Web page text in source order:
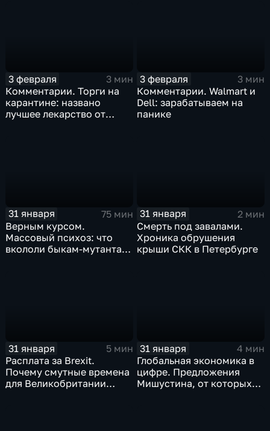
3 февраля
3 мин
Комментарии. Торги на
карантине: названо
лучшее лекарство от
3 февраля
3 мин
Комментарии. Walmart и
Dell: зарабатываем на
панике
31 января
75 мин
Верным курсом.
Массовый психоз: что
вкололи быкам-мутантам,
31 января
2 мин
Смерть под завалами.
Хроника обрушения
крыши СКК в Петербурге
31 января
5 мин
Расплата за Brexit.
Почему смутные времена
для Великобритании
31 января
4 мин
Глобальная экономика в
цифре. Предложения
Мишустина, от которых